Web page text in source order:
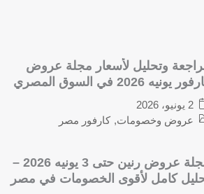
وتحليل لأسعار مجلة عروض
يونيه 2026 في السوق المصري
2 يونيو، 2026
عروض وخصومات, كارفور مصر
مجلة عروض رنين حتى 3 يونيه 2026 –
كامل لأقوى الخصومات في مصر